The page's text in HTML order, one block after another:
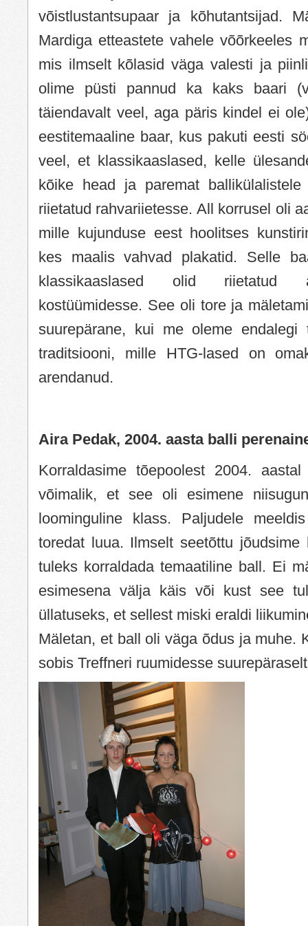
võistlustantsupaar ja kõhutantsijad.
Mardiga etteastete vahele võõrkeeles
mis ilmselt kõlasid väga valesti ja
olime püsti pannud ka kaks baari
täiendavalt veel, aga päris kindel ei
eestitemaaline baar, kus pakuti eesti
veel, et klassikaaslased, kelle
kõike head ja paremat
riietatud rahvariietesse. All korrusel oli
mille kujunduse eest hoolitses
kes maalis vahvad plakatid. Selle
klassikaaslased olid riietatud
kostüümidesse. See oli tore ja
suurepärane, kui me oleme endalegi
traditsiooni, mille HTG-lased on
arendanud.
Aira Pedak, 2004. aasta balli
Korraldasime tõepoolest 2004.
võimalik, et see oli esimene
loominguline klass. Paljudele
toredat luua. Ilmselt seetõttu
tuleks korraldada temaatiline ball. Ei
esimesena välja käis või kust see
üllatuseks, et sellest miski eraldi
Mäletan, et ball oli väga õdus ja muhe.
sobis Treffneri ruumidesse